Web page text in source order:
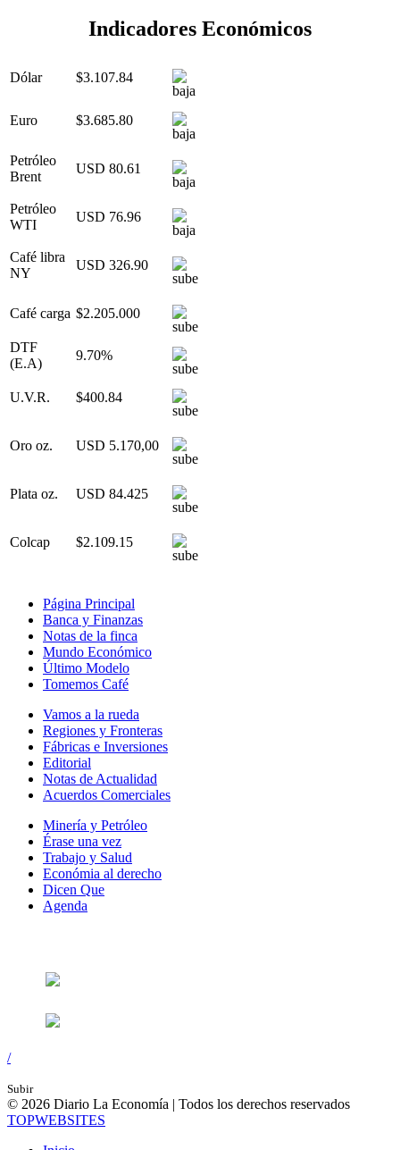
Indicadores Económicos
Dólar $3.107.84
Euro $3.685.80
Petróleo
Brent
USD 80.61
Petróleo
WTI
USD 76.96
Café libra
NY
USD 326.90
Café carga $2.205.000
DTF
(E.A)
9.70%
U.V.R. $400.84
Oro oz. USD 5.170,00
Plata oz. USD 84.425
Colcap $2.109.15
Página Principal
Banca y Finanzas
Notas de la finca
Mundo Económico
Último Modelo
Tomemos Café
Vamos a la rueda
Regiones y Fronteras
Fábricas e Inversiones
Editorial
Notas de Actualidad
Acuerdos Comerciales
Minería y Petróleo
Érase una vez
Trabajo y Salud
Económia al derecho
Dicen Que
Agenda
/
Subir
© 2026 Diario La Economía | Todos los derechos reservados
TOPWEBSITES